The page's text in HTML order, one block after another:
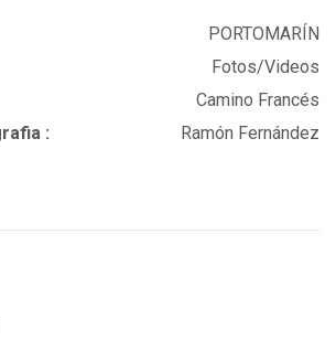
PORTOMARÍN
Fotos/Videos
Camino Francés
:
Ramón Fernández